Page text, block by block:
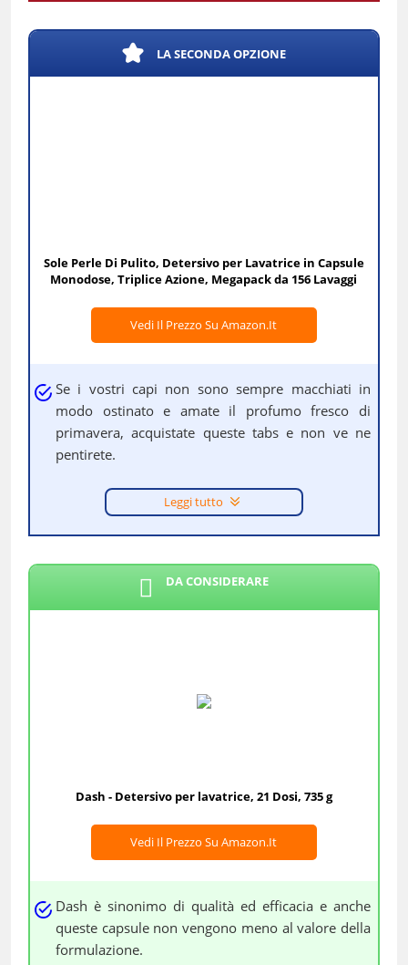
LA SECONDA OPZIONE
Sole Perle Di Pulito, Detersivo per Lavatrice in Capsule
Monodose, Triplice Azione, Megapack da 156 Lavaggi
Vedi Il Prezzo Su Amazon.it
Se i vostri capi non sono sempre macchiati in
modo ostinato e amate il profumo fresco di
primavera, acquistate queste tabs e non ve ne
pentirete.
Leggi tutto
DA CONSIDERARE
Dash - Detersivo per lavatrice, 21 Dosi, 735 g
Vedi Il Prezzo Su Amazon.it
Dash è sinonimo di qualità ed efficacia e anche
queste capsule non vengono meno al valore della
formulazione.